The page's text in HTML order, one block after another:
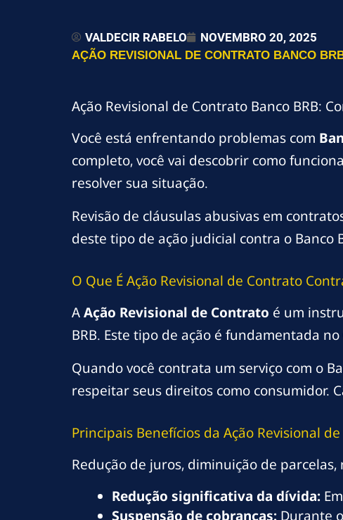
VALDECIR RABELO NOVEMBRO 20, 2025
AÇÃO REVISIONAL DE CONTRATO BANCO
Ação Revisional de Contrato Banco BRB:
Você está enfrentando problemas com
completo, você vai descobrir como
resolver sua situação.
Revisão de cláusulas abusivas em
deste tipo de ação judicial contra o Banco
O Que É Ação Revisional de Contrato
AAção Revisional de Contrato é um
BRB. Este tipo de ação é fundamentada
Quando você contrata um serviço com o
respeitar seus direitos como consumidor.
Principais Benefícios da Ação Revisional
Redução de juros, diminuição de
Redução significativa da dívida:
Suspensão de cobranças: Durante